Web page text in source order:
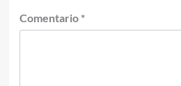
Comentario *